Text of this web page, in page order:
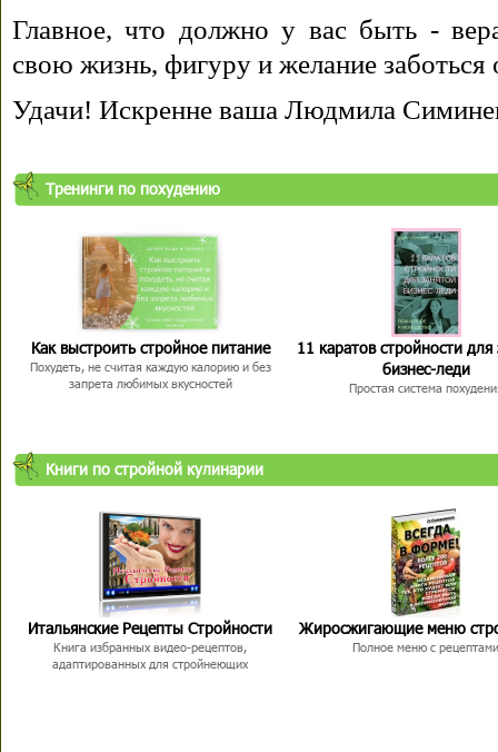
Главное, что должно у вас быть -
свою жизнь, фигуру и желание заботься
Удачи! Искренне ваша Людмила
Тренинги по похудению
Как выстроить стройное питание
Похудеть, не считая каждую калорию и без
запрета любимых вкусностей
11 каратов стройности для
бизнес-леди
Простая система
Книги по стройной кулинарии
Итальянские Рецепты Стройности
Книга избранных видео-рецептов,
адаптированных для стройнеющих
Жиросжигающие меню
Полное меню с рецептами